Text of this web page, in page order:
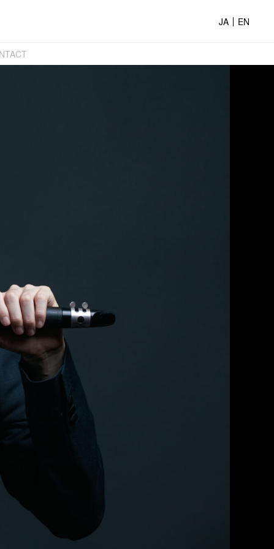
JA EN